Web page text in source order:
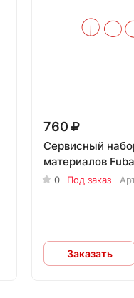
760
Сервисный
материалов
0 Под заказ
Заказать